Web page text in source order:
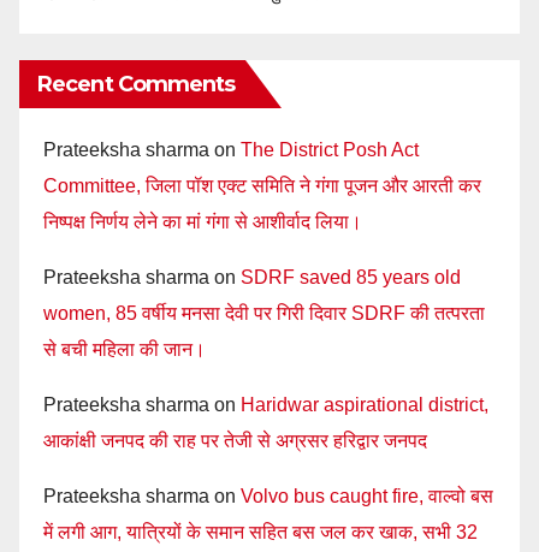
Recent Comments
Prateeksha sharma on The District Posh Act
Committee, जिला पॉश एक्ट समिति ने गंगा पूजन और आरती कर
निष्पक्ष निर्णय लेने का मां गंगा से आशीर्वाद लिया।
Prateeksha sharma on SDRF saved 85 years old
women, 85 वर्षीय मनसा देवी पर गिरी दिवार SDRF की तत्परता
से बची महिला की जान।
Prateeksha sharma on Haridwar aspirational district,
आकांक्षी जनपद की राह पर तेजी से अग्रसर हरिद्वार जनपद
Prateeksha sharma on Volvo bus caught fire, वाल्वो बस
में लगी आग, यात्रियों के समान सहित बस जल कर खाक, सभी 32